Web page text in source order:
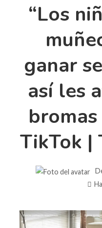
“Los
ganar
así les
TikTok |